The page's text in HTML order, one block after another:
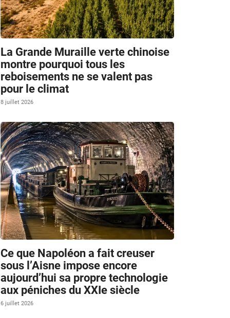
La Grande Muraille verte chinoise
montre pourquoi tous les
reboisements ne se valent pas
pour le climat
8 juillet 2026
Ce que Napoléon a fait creuser
sous l’Aisne impose encore
aujourd’hui sa propre technologie
aux péniches du XXIe siècle
6 juillet 2026